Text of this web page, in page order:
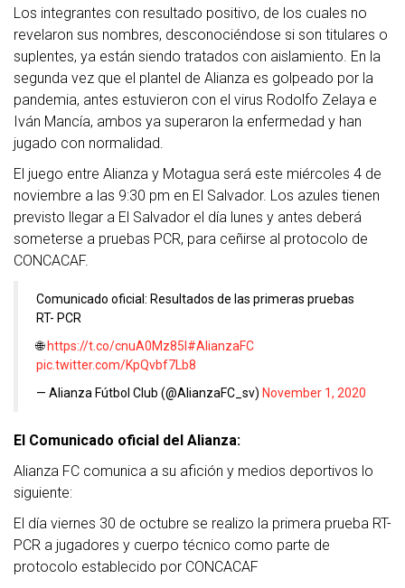
Los integrantes con resultado positivo, de los cuales no
revelaron sus nombres, desconociéndose si son titulares o
suplentes, ya están siendo tratados con aislamiento. En la
segunda vez que el plantel de Alianza es golpeado por la
pandemia, antes estuvieron con el virus Rodolfo Zelaya e
Iván Mancía, ambos ya superaron la enfermedad y han
jugado con normalidad.
El juego entre Alianza y Motagua será este miércoles 4 de
noviembre a las 9:30 pm en El Salvador. Los azules tienen
previsto llegar a El Salvador el día lunes y antes deberá
someterse a pruebas PCR, para ceñirse al protocolo de
CONCACAF.
Comunicado oficial: Resultados de las primeras pruebas
RT- PCR
🌐 https://t.co/cnuA0Mz85l #AlianzaFC
pic.twitter.com/KpQvbf7Lb8
— Alianza Fútbol Club (@AlianzaFC_sv) November 1, 2020
El Comunicado oficial del Alianza:
Alianza FC comunica a su afición y medios deportivos lo
siguiente:
El día viernes 30 de octubre se realizo la primera prueba RT-
PCR a jugadores y cuerpo técnico como parte de
protocolo establecido por CONCACAF